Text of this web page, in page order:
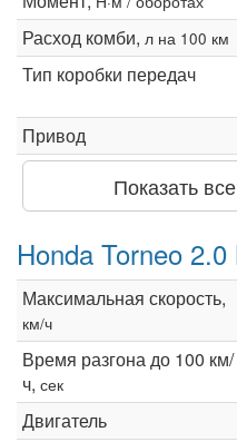
Расход комби, л на 100 км
Тип коробки передач
Привод
Показать
Honda Torneo
Максимальная скорость,
км/ч
Время разгона до 100 км/
ч, сек
Двигатель